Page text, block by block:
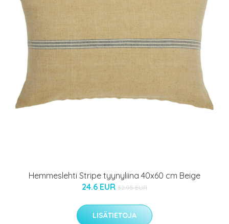
Hemmeslehti Stripe tyynyliina 40x60 cm Beige
24.6 EUR 32.95 EUR
LISÄTIETOJA